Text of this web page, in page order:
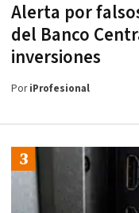
Alerta por
del Banco
inversiones
PoriProfesional